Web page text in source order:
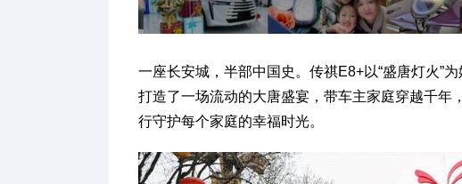
一座长安城，半部中国史。传祺E8+以“盛唐灯火”
打造了一场流动的大唐盛宴，带车主家庭穿越千年
行守护每个家庭的幸福时光。